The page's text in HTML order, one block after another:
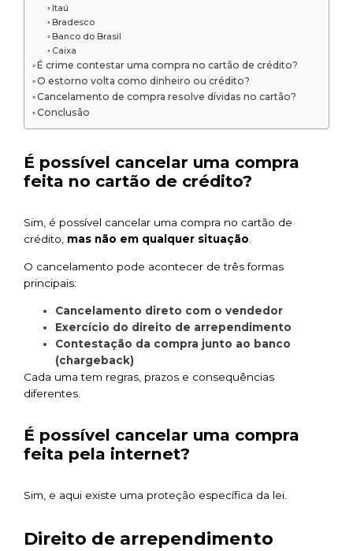
Itaú
Bradesco
Banco do Brasil
Caixa
É crime contestar uma compra no cartão de crédito?
O estorno volta como dinheiro ou crédito?
Cancelamento de compra resolve dívidas no cartão?
Conclusão
É possível cancelar uma compra
feita no cartão de crédito?
Sim, é possível cancelar uma compra no cartão de
crédito, mas não em qualquer situação
O cancelamento pode acontecer de três formas
principais:
Cancelamento direto com o vendedor
Exercício do direito de arrependimento
Contestação da compra junto ao banco
(chargeback)
Cada uma tem regras, prazos e consequências
diferentes.
É possível cancelar uma compra
feita pela internet?
Sim, e aqui existe uma proteção específica da lei.
Direito de arrependimento